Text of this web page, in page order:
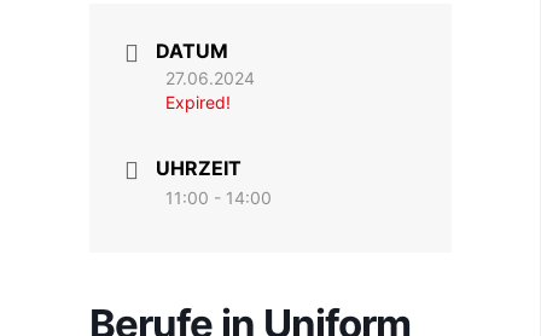
DATUM
27.06.2024
Expired!
UHRZEIT
11:00 - 14:00
Berufe in Uniform